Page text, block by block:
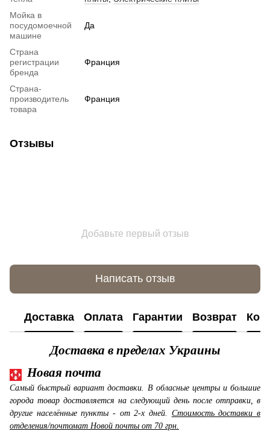
Мойка в
посудомоечной
машине
Да
Страна
регистрации
бренда
Франция
Страна-
производитель
товара
Франция
Отзывы
Добавьте первый отзыв
Написать отзыв
Доставка Оплата Гарантии Возврат
Доставка в пределах Украины
Новая почта
Самый быстрый вариант доставки. В обласные центры и большие
города товар доставляется на следующий день после отправки, в
другие населённые пункты - от 2-х дней. Стоимость доставки в
отделения/почтомат Новой почты от 70 грн.